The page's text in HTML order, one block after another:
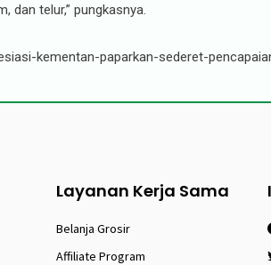
dan telur,” pungkasnya.
kementan-paparkan-sederet-
Layanan Kerja Sama
Belanja Grosir
Affiliate Program